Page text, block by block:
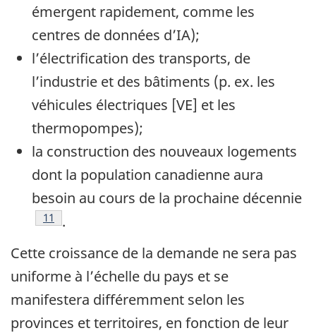
émergent rapidement, comme les
centres de données d’IA);
l’électrification des transports, de
l’industrie et des bâtiments (p. ex. les
véhicules électriques [VE] et les
thermopompes);
la construction des nouveaux logements
dont la population canadienne aura
besoin au cours de la prochaine décennie
Footnote
11
.
Cette croissance de la demande ne sera pas
uniforme à l’échelle du pays et se
manifestera différemment selon les
provinces et territoires, en fonction de leur